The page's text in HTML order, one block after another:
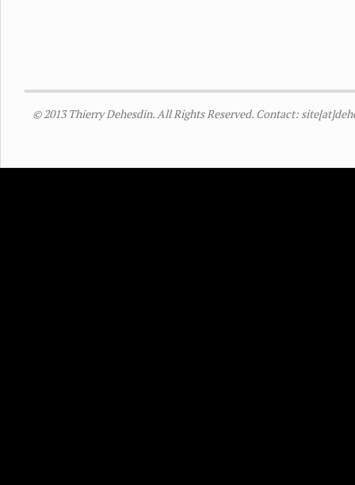
© 2013 Thierry Dehesdin. All Rights Reserved. Contact: